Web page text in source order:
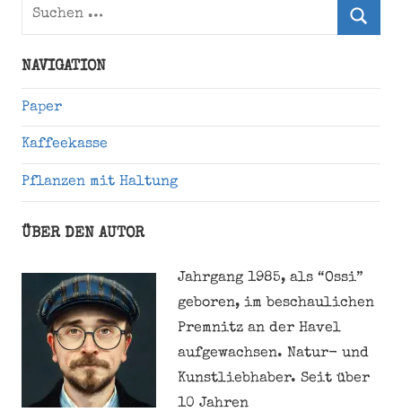
Suchen
NAVIGATION
Paper
Kaffeekasse
Pflanzen mit Haltung
ÜBER DEN AUTOR
Jahrgang 1985, als “Ossi”
geboren, im beschaulichen
Premnitz an der Havel
aufgewachsen. Natur- und
Kunstliebhaber. Seit über
10 Jahren